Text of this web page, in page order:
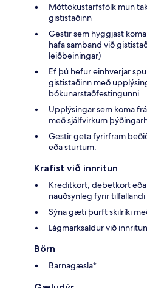
Móttökustarfsfólk mun
gististaðinn
Gestir sem hyggjast
hafa samband við
leiðbeiningar)
Ef þú hefur einhverjar
gististaðinn með
bókunarstaðfestingunni
Upplýsingar sem koma
með sjálfvirkum
Gestir geta fyrirfram
eða sturtum.
Krafist við innritun
Kreditkort, debetkort
nauðsynleg fyrir
Sýna gæti þurft skilríki
Lágmarksaldur við
Börn
Barnagæsla*